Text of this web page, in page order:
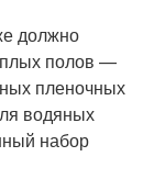
должно
полов —
пленочных
водяных
набор